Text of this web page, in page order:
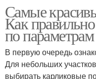
Самые
Как
по параметрам
В первую очередь
Для небольших
выбирать карликовые